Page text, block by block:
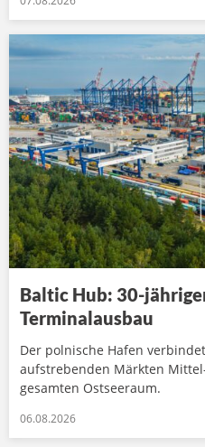
Baltic Hub: 30-
Terminalausbau
Der polnische Hafen
aufstrebenden Märkten
gesamten Ostseeraum.
06.08.2026